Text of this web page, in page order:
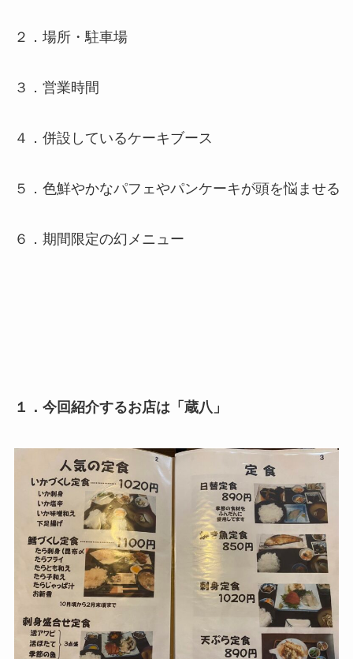
２．場所・駐車場
３．営業時間
４．併設しているケーキブース
５．色鮮やかなパフェやパンケーキが頭を悩ませる
６．期間限定の幻メニュー
１．今回紹介するお店は「蔵八」